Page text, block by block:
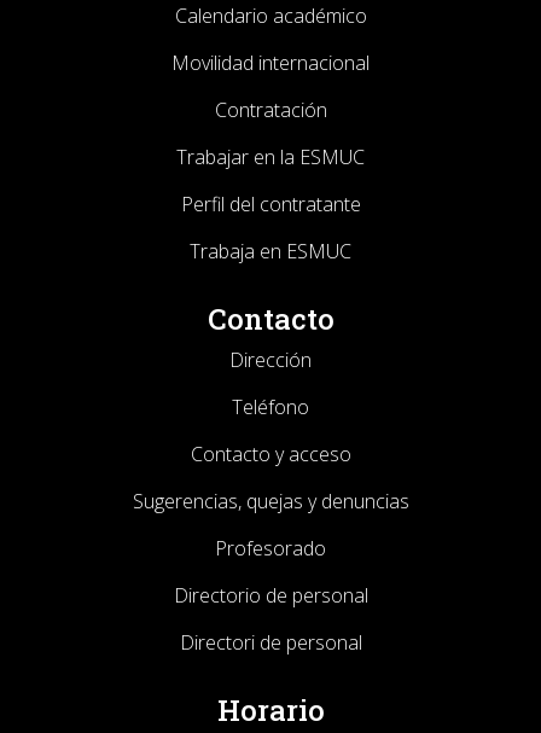
Calendario académico
Movilidad internacional
Contratación
Trabajar en la ESMUC
Perfil del contratante
Trabaja en ESMUC
Contacto
Dirección
Teléfono
Contacto y acceso
Sugerencias, quejas y denuncias
Profesorado
Directorio de personal
Directori de personal
Horario